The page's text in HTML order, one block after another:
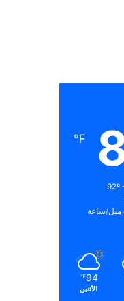
℉
94
℉
الأثنين